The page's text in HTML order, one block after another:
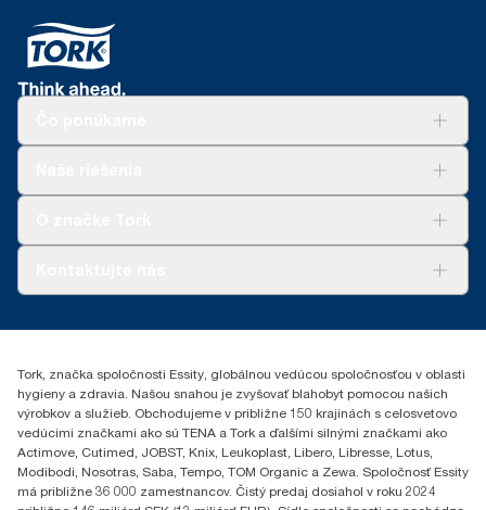
Essity Slovakia s.r.o.
049 12 Gemerská Hôrka
Tork, značka spoločnosti Essity, globálnou vedúcou spoločnosťou v oblasti
hygieny a zdravia. Našou snahou je zvyšovať blahobyt pomocou našich
výrobkov a služieb. Obchodujeme v približne 150 krajinách s celosvetovo
vedúcimi značkami ako sú TENA a Tork a ďalšími silnými značkami ako
Actimove, Cutimed, JOBST, Knix, Leukoplast, Libero, Libresse, Lotus,
Modibodi, Nosotras, Saba, Tempo, TOM Organic a Zewa. Spoločnosť Essity
má približne 36 000 zamestnancov. Čistý predaj dosiahol v roku 2024